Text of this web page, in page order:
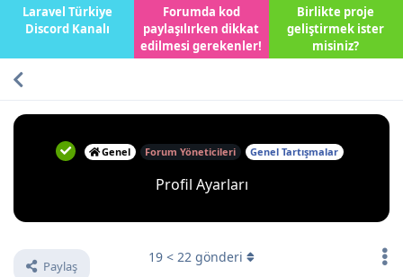
Laravel Türkiye
Discord Kanalı
Forumda kod
paylaşılırken dikkat
edilmesi gerekenler!
Birlikte proje
geliştirmek ister
misiniz?
Genel Forum Yöneticileri Genel Tartışmalar
Profil Ayarları
Paylaş
19 < 22 gönderi